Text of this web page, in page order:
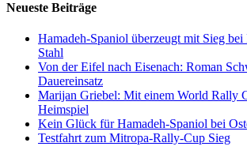
Neueste Beiträge
Hamadeh-Spaniol überzeugt mit Sieg
Stahl
Von der Eifel nach Eisenach: Roman
Dauereinsatz
Marijan Griebel: Mit einem World Rally
Heimspiel
Kein Glück für Hamadeh-Spaniol bei
Testfahrt zum Mitropa-Rally-Cup Sieg